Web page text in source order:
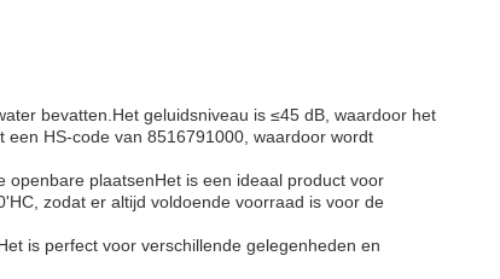
bevatten.Het geluidsniveau is ≤45 dB, waardoor het
HS-code van 8516791000, waardoor wordt
openbare plaatsenHet is een ideaal product voor
zodat er altijd voldoende voorraad is voor de
is perfect voor verschillende gelegenheden en